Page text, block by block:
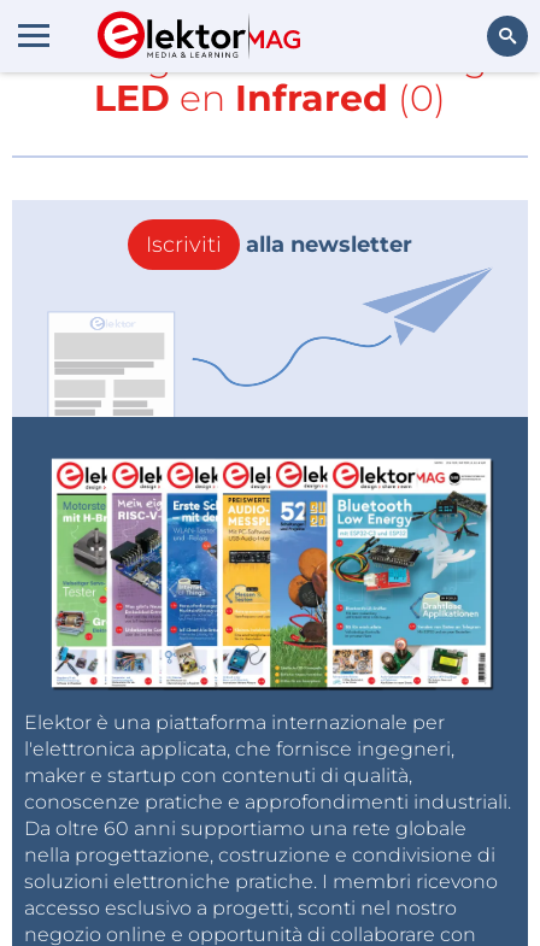
Tutti gli articoli con i tag
LED en Infrared (0)
Iscriviti alla newsletter
Elektor è una piattaforma internazionale per
l'elettronica applicata, che fornisce ingegneri,
maker e startup con contenuti di qualità,
conoscenze pratiche e approfondimenti industriali.
Da oltre 60 anni supportiamo una rete globale
nella progettazione, costruzione e condivisione di
soluzioni elettroniche pratiche. I membri ricevono
accesso esclusivo a progetti, sconti nel nostro
negozio online e opportunità di collaborare con